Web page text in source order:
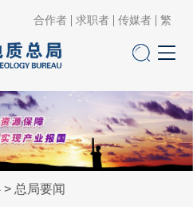
合作者 求职者 传媒者 繁
> 总局要闻